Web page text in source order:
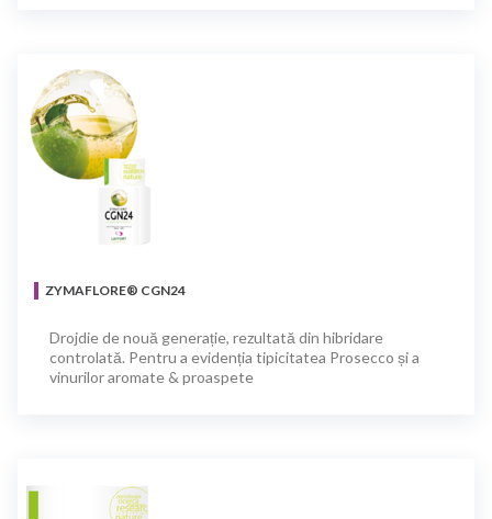
ZYMAFLORE® CGN24
Drojdie de nouă generație, rezultată din hibridare
controlată. Pentru a evidenția tipicitatea Prosecco și a
vinurilor aromate & proaspete